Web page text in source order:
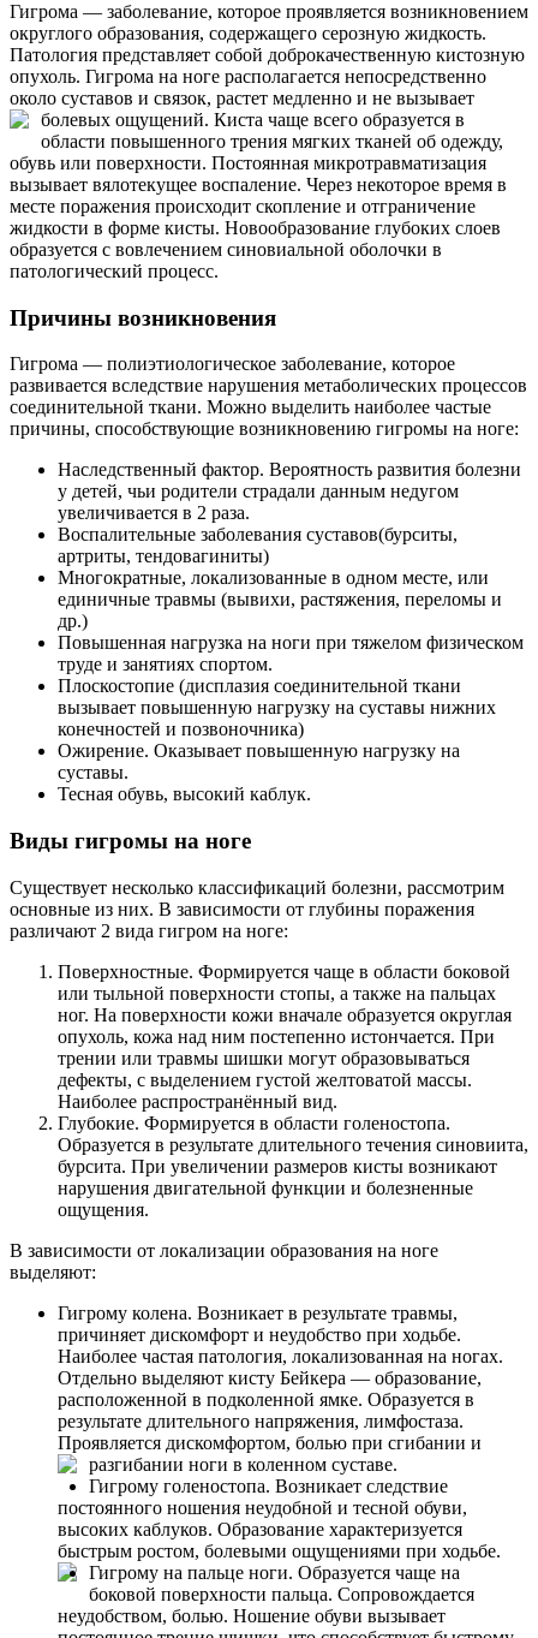
Гигрома — заболевание, которое проявляется возникновением
округлого образования, содержащего серозную жидкость.
Патология представляет собой доброкачественную кистозную
опухоль. Гигрома на ноге располагается непосредственно
около суставов и связок, растет медленно и не вызывает
болевых ощущений. Киста чаще всего образуется в
области повышенного трения мягких тканей об одежду,
обувь или поверхности. Постоянная микротравматизация
вызывает вялотекущее воспаление. Через некоторое время в
месте поражения происходит скопление и отграничение
жидкости в форме кисты. Новообразование глубоких слоев
образуется с вовлечением синовиальной оболочки в
патологический процесс.
Причины возникновения
Гигрома — полиэтиологическое заболевание, которое
развивается вследствие нарушения метаболических процессов
соединительной ткани. Можно выделить наиболее частые
причины, способствующие возникновению гигромы на ноге:
Наследственный фактор. Вероятность развития болезни
у детей, чьи родители страдали данным недугом
увеличивается в 2 раза.
Воспалительные заболевания суставов(бурситы,
артриты, тендовагиниты)
Многократные, локализованные в одном месте, или
единичные травмы (вывихи, растяжения, переломы и
др.)
Повышенная нагрузка на ноги при тяжелом физическом
труде и занятиях спортом.
Плоскостопие (дисплазия соединительной ткани
вызывает повышенную нагрузку на суставы нижних
конечностей и позвоночника)
Ожирение. Оказывает повышенную нагрузку на
суставы.
Тесная обувь, высокий каблук.
Виды гигромы на ноге
Существует несколько классификаций болезни, рассмотрим
основные из них. В зависимости от глубины поражения
различают 2 вида гигром на ноге:
Поверхностные. Формируется чаще в области боковой
или тыльной поверхности стопы, а также на пальцах
ног. На поверхности кожи вначале образуется округлая
опухоль, кожа над ним постепенно истончается. При
трении или травмы шишки могут образовываться
дефекты, с выделением густой желтоватой массы.
Наиболее распространённый вид.
Глубокие. Формируется в области голеностопа.
Образуется в результате длительного течения синовиита,
бурсита. При увеличении размеров кисты возникают
нарушения двигательной функции и болезненные
ощущения.
В зависимости от локализации образования на ноге
выделяют:
Гигрому колена. Возникает в результате травмы,
причиняет дискомфорт и неудобство при ходьбе.
Наиболее частая патология, локализованная на ногах.
Отдельно выделяют кисту Бейкера — образование,
расположенной в подколенной ямке. Образуется в
результате длительного напряжения, лимфостаза.
Проявляется дискомфортом, болью при сгибании и
разгибании ноги в коленном суставе.
Гигрому голеностопа. Возникает следствие
постоянного ношения неудобной и тесной обуви,
высоких каблуков. Образование характеризуется
быстрым ростом, болевыми ощущениями при ходьбе.
Гигрому на пальце ноги. Образуется чаще на
боковой поверхности пальца. Сопровождается
неудобством, болью. Ношение обуви вызывает